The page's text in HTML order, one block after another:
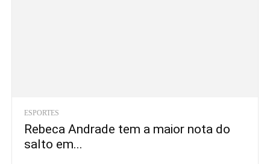
ESPORTES
Rebeca Andrade tem a maior nota do
salto em...